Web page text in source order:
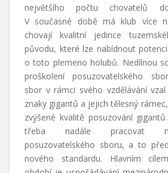
největšího počtu chovatelů
V současné době má klub více
chovají kvalitní jedince
původu, které lze nabídnout
o toto plemeno holubů. Nedílnou
proškolení posuzovatelského
sbor v rámci svého vzdělávání
znaky gigantů a jejich tělesný
zvýšené kvalitě posuzování
třeba nadále pracovat
posuzovatelského sboru, a to
nového standardu. Hlavním